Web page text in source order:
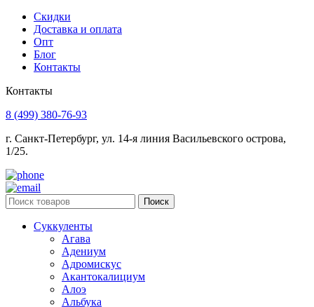
Скидки
Доставка и оплата
Опт
Блог
Контакты
Контакты
8 (499) 380-76-93
г. Санкт-Петербург, ул. 14-я линия Васильевского острова,
1/25.
Поиск
Суккуленты
Агава
Адениум
Адромискус
Акантокалициум
Алоэ
Альбука